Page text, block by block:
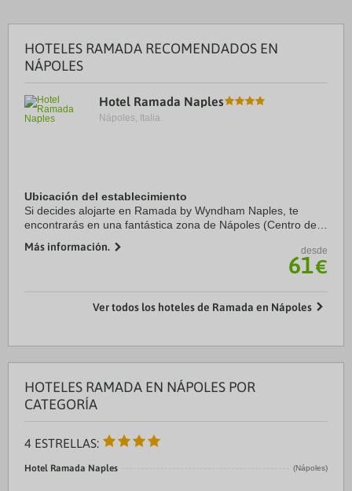
HOTELES RAMADA RECOMENDADOS EN
NÁPOLES
Hotel Ramada Naples
Nápoles, Italia.
Ubicación del establecimiento
Si decides alojarte en Ramada by Wyndham Naples, te
encontrarás en una fantástica zona de Nápoles (Centro de
en coche de Calle comercial Via Toledo ...
Más información. desde
61€
Ver todos los hoteles de Ramada en Nápoles
HOTELES RAMADA EN NÁPOLES POR
CATEGORÍA
4 ESTRELLAS:
Hotel Ramada Naples (Nápoles)